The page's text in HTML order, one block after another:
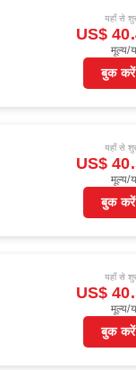
यहाँ से
US$
मूल्य/
बुक करें
यहाँ से
US$
मूल्य/
बुक करें
यहाँ से
US$
मूल्य/
बुक करें